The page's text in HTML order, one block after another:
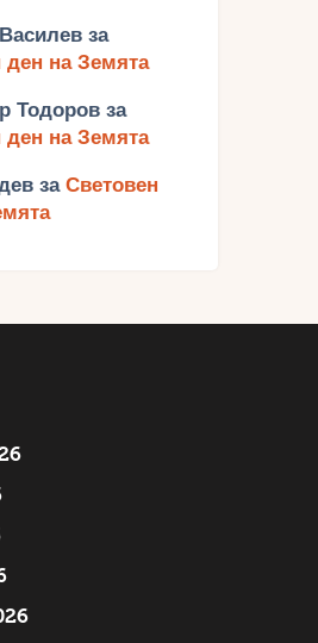
за
ден на Земята
Тодоров за
ден на Земята
за Световен